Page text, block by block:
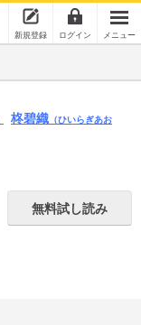
新規登録 ログイン メニュー
柊碧織 （ひいらぎあお
無料試し読み